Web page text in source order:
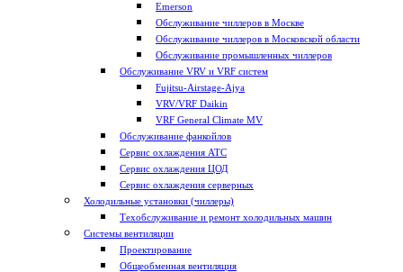
Emerson
Обслуживание чиллеров в Москве
Обслуживание чиллеров в Московской области
Обслуживание промышленных чиллеров
Обслуживание VRV и VRF систем
Fujitsu-Airstage-Ajya
VRV/VRF Daikin
VRF General Climate MV
Обслуживание фанкойлов
Сервис охлаждения АТС
Сервис охлаждения ЦОД
Сервис охлаждения серверных
Холодильные установки (чиллеры)
Техобслуживание и ремонт холодильных машин
Системы вентиляции
Проектирование
Общеобменная вентиляция